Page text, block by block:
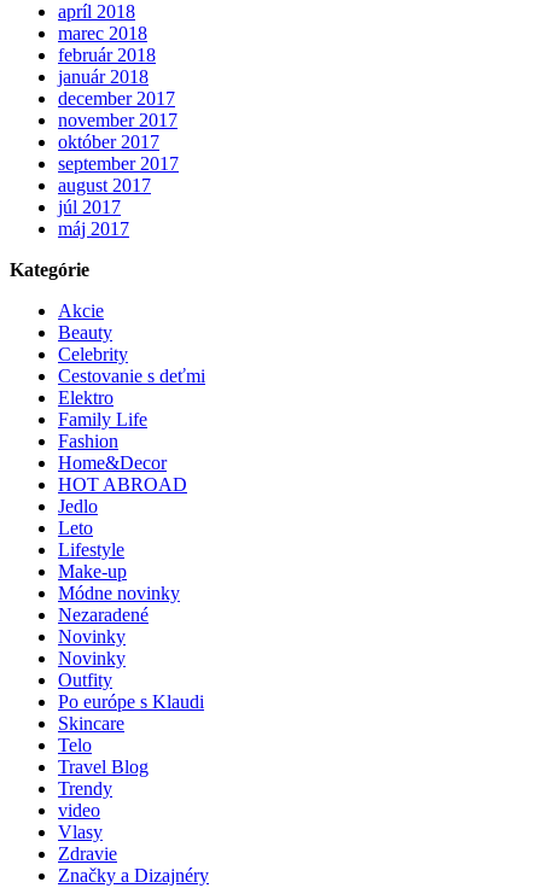
apríl 2018
marec 2018
február 2018
január 2018
december 2017
november 2017
október 2017
september 2017
august 2017
júl 2017
máj 2017
Kategórie
Akcie
Beauty
Celebrity
Cestovanie s deťmi
Elektro
Family Life
Fashion
Home&Decor
HOT ABROAD
Jedlo
Leto
Lifestyle
Make-up
Módne novinky
Nezaradené
Novinky
Novinky
Outfity
Po európe s Klaudi
Skincare
Telo
Travel Blog
Trendy
video
Vlasy
Zdravie
Značky a Dizajnéry